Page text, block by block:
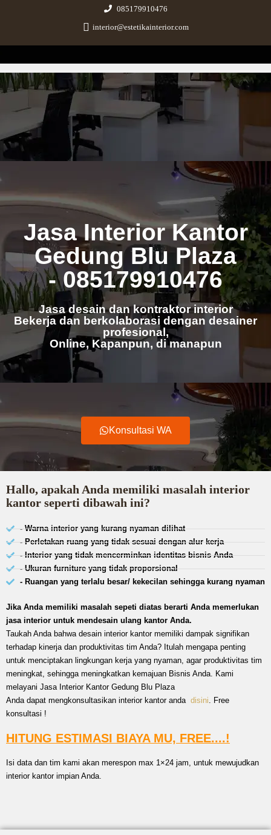
085179910476
interior@estetikainterior.com
Estetika Interior
Design & Build Consultant
Jasa Interior Kantor
Gedung Blu Plaza
- 085179910476
Jasa desain dan kontraktor interior
Bekerja dan berkolaborasi dengan desainer
profesional,
Online, Kapanpun, di manapun
Konsultasi WA
Hallo, apakah Anda memiliki masalah interior
kantor seperti dibawah ini?
- Warna interior yang kurang nyaman dilihat
- Perletakan ruang yang tidak sesuai dengan alur kerja
- Interior yang tidak mencerminkan identitas bisnis Anda
- Ukuran furniture yang tidak proporsional
- Ruangan yang terlalu besar/ kekecilan sehingga kurang nyaman
Jika Anda memiliki masalah sepeti diatas berarti Anda memerlukan
jasa interior untuk mendesain ulang kantor Anda.
Taukah Anda bahwa desain interior kantor memiliki dampak signifikan
terhadap kinerja dan produktivitas tim Anda? Itulah mengapa penting
untuk menciptakan lingkungan kerja yang nyaman, agar produktivitas tim
meningkat, sehingga meningkatkan kemajuan Bisnis Anda. Kami
melayani Jasa Interior Kantor Gedung Blu Plaza
Anda dapat mengkonsultasikan interior kantor anda disini. Free
konsultasi !
HITUNG ESTIMASI BIAYA MU, FREE....!
Isi data dan tim kami akan merespon max 1×24 jam, untuk mewujudkan
interior kantor impian Anda.